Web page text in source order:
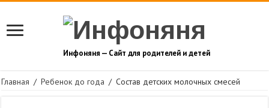
Инфоняня — Сайт для родителей и детей
Главная / Ребенок до года / Состав детских молочных смесей